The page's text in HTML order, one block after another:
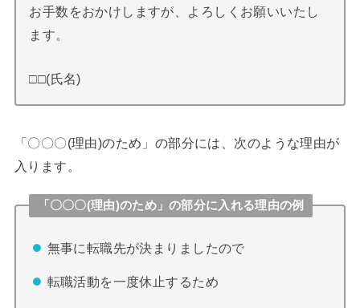
お手数をおかけしますが、よろしくお願いいたし
ます。
□□(氏名)
「〇〇〇(理由)のため」の部分には、次のような理由が
入ります。
「〇〇〇(理由)のため」の部分に入れる理由の例
無事に転職先が決まりましたので
転職活動を一度休止するため